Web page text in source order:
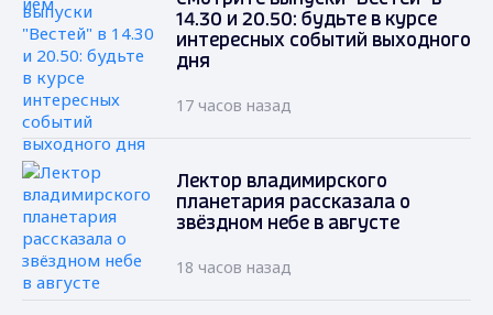
14.30 и 20.50: будьте в курсе
интересных событий выходного
дня
17 часов назад
Лектор владимирского
планетария рассказала о
звёздном небе в августе
18 часов назад